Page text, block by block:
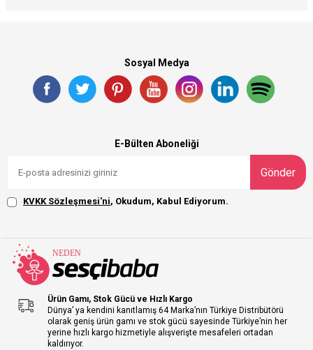
Sosyal Medya
E-Bülten Aboneliği
Gönder
KVKK Sözleşmesi'ni, Okudum, Kabul Ediyorum.
Ürün Gamı, Stok Gücü ve Hızlı Kargo
Dünya’ ya kendini kanıtlamış 64 Marka’nın Türkiye Distribütörü
olarak geniş ürün gamı ve stok gücü sayesinde Türkiye’nin her
yerine hızlı kargo hizmetiyle alışverişte mesafeleri ortadan
kaldırıyor.